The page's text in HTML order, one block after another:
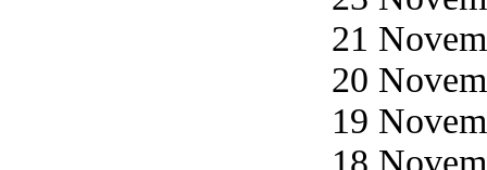
21
20
19
18